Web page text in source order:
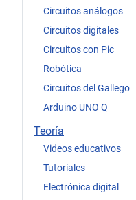
Circuitos análogos
Circuitos digitales
Circuitos con Pic
Robótica
Circuitos del Gallego
Arduino UNO Q
Teoría
Videos educativos
Tutoriales
Electrónica digital